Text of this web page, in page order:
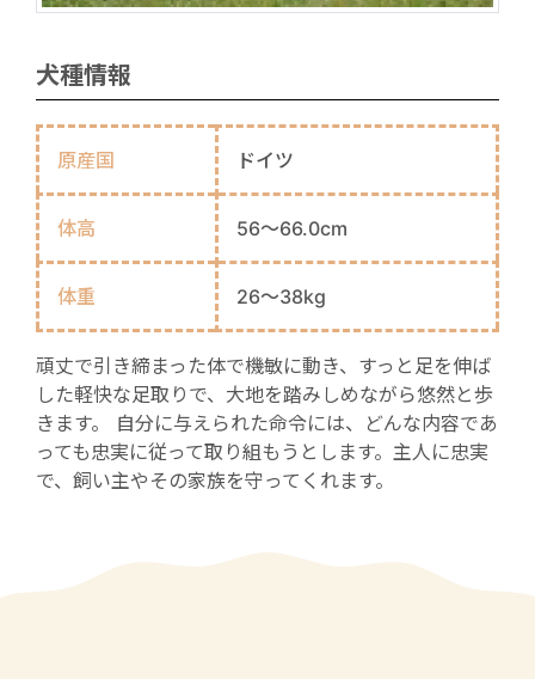
犬種情報
原産国 ドイツ
体高 56～66.0cm
体重 26～38kg
頑丈で引き締まった体で機敏に動き、すっと足を伸ば
した軽快な足取りで、大地を踏みしめながら悠然と歩
きます。 自分に与えられた命令には、どんな内容であ
っても忠実に従って取り組もうとします。主人に忠実
で、飼い主やその家族を守ってくれます。